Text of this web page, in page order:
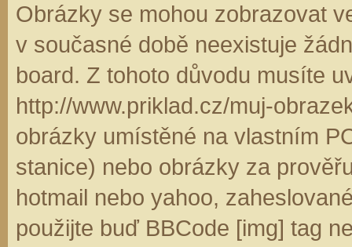
Obrázky se mohou zobrazovat
v současné době neexistuje
board. Z tohoto důvodu musíte
http://www.priklad.cz/muj-
obrázky umístěné na vlastním
stanice) nebo obrázky za
hotmail nebo yahoo,
použijte buď BBCode [img] tag